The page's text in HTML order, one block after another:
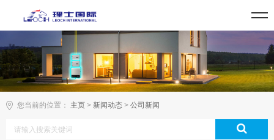
您当前的位置： 主页 > 新闻动态 > 公司新闻